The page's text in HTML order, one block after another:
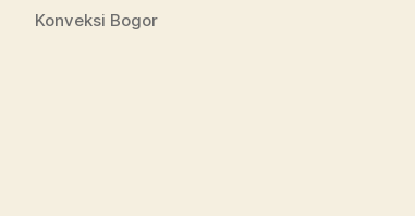
Konveksi Bogor